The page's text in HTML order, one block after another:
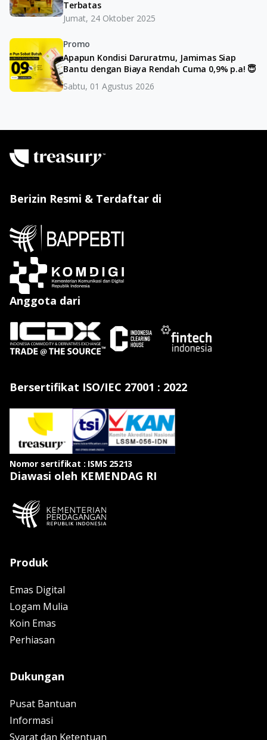
Terbatas
Jumat, 24 Oktober 2025
Promo
Apapun Kondisi Daruratmu, Jamimas Siap
Bantu dengan Biaya Rendah Cuma 0,9% p.a! 😇
Sabtu, 01 Agustus 2026
Berizin Resmi & Terdaftar di
Anggota dari
Bersertifikat ISO/IEC 27001 : 2022
Nomor sertifikat : ISMS 25213
Diawasi oleh KEMENDAG RI
Produk
Emas Digital
Logam Mulia
Koin Emas
Perhiasan
Dukungan
Pusat Bantuan
Informasi
Syarat dan Ketentuan